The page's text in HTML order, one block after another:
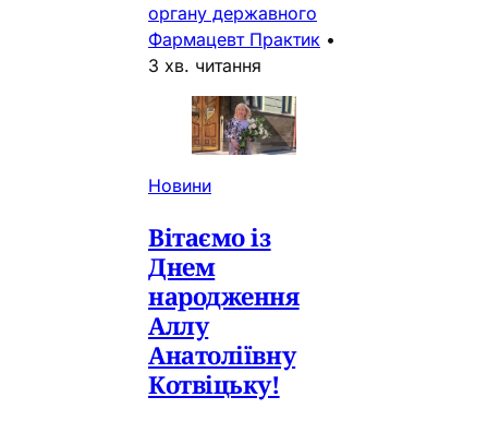
органу державного
Фармацевт Практик •
3 хв. читання
Новини
Вітаємо із
Днем
народження
Аллу
Анатоліївну
Котвіцьку!